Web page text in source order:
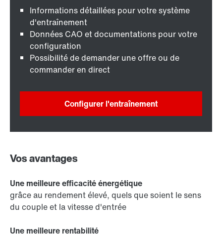
Informations détaillées pour votre système
d'entraînement
Données CAO et documentations pour votre
configuration
Possibilité de demander une offre ou de
commander en direct
Configurer l'entraînement
Vos avantages
Une meilleure efficacité énergétique
grâce au rendement élevé, quels que soient le sens
du couple et la vitesse d'entrée
Une meilleure rentabilité